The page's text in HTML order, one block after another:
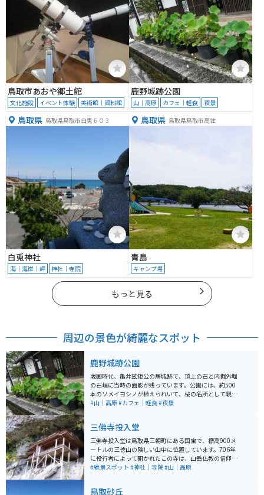
鳥取市あおや郷土館
文化施設 イベント体験 美術館｜資料館
鹿野城跡公園
山｜高原 カフェ｜軽食 夜景
鳥取県 鳥取県鳥取市白兎６０３
白兎神社
海｜海岸｜岬 神社｜寺院
鳥取県 鳥取県鳥取市高住
青島
キャンプ場
もっと見る
周辺の景色が綺麗なスポット
鹿野城跡公園
戦国時代、亀井玆矩公の居城跡で、頂上の石と内掘外堀
の石垣に当時の面影が残っています。公園には、約500
本のソメイヨシノが植えられいて、桜の名所として親し
まれています。天守跡からは日本海をのぞむことができ
り、桜の名所として有名で景色が良いのでおすすめで
す。「鹿野桜祭り」も開かれます。近くにレトロなカフ
ェもあるので、ゆっくりできます。
#山｜高原#カフェ｜軽食#夜景
三佛寺投入堂
三佛寺投入堂は鳥取県三朝町にある国宝で、標高900メ
ートルの三徳山の険しい山中に位置しています。706年
に役行者によって開かれたこの寺は、山岳仏教の信仰の
場として知られています。投入堂はその名の通り、「法
#絶景スポット #神社｜寺院#山｜高原
鳥取砂丘